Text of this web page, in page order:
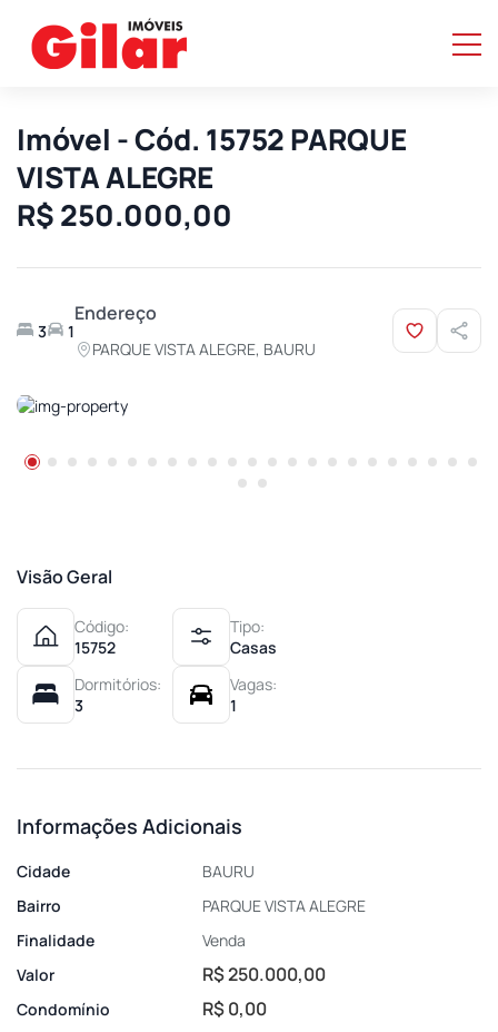
Imóvel - Cód. 15752 PARQUE
VISTA ALEGRE
R$ 250.000,00
3 1
Endereço
PARQUE VISTA ALEGRE, BAURU
Visão Geral
Código:
15752
Tipo:
Casas
Dormitórios:
3
Vagas:
1
Informações Adicionais
Cidade
BAURU
Bairro
PARQUE VISTA ALEGRE
Finalidade
Venda
Valor
R$ 250.000,00
Condomínio R$ 0,00